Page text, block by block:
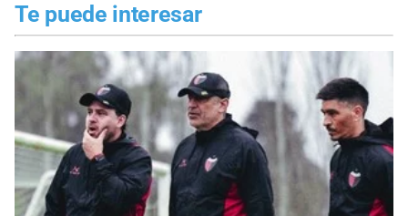
Te puede interesar